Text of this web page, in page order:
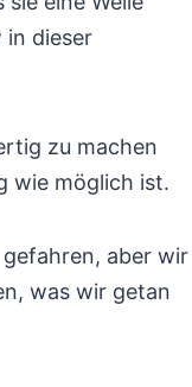
in dieser
zu machen
wie möglich ist.
aber wir
was wir getan